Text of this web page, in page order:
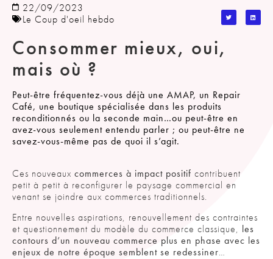
22/09/2023
Le Coup d'oeil hebdo
Consommer mieux, oui,
mais où ?
Peut-être fréquentez-vous déjà une AMAP, un Repair
Café, une boutique spécialisée dans les produits
reconditionnés ou la seconde main…ou peut-être en
avez-vous seulement entendu parler ; ou peut-être ne
savez-vous-même pas de quoi il s’agit.
Ces nouveaux commerces à impact positif contribuent
petit à petit à reconfigurer le paysage commercial en
venant se joindre aux commerces traditionnels.
Entre nouvelles aspirations, renouvellement des contraintes
et questionnement du modèle du commerce classique, les
contours d’un nouveau commerce plus en phase avec les
enjeux de notre époque semblent se redessiner…